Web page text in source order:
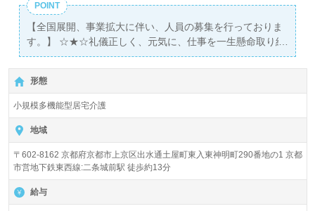
POINT
【全国展開、事業拡大に伴い、人員の募集を行っておりま
す。】 ☆★☆礼儀正しく、元気に、仕事を一生懸命取り組
める方のご応募お待ちしています！☆★☆ 平成16年創業以
来、 「入居者さまに、ご家族さまに、感動を与えるオンリ
ーワンの介護」と「接遇」「食事」「退屈させない日々の
暮らし」の3つの介護理念をモットーに取り組んでいま
す。
形態
小規模多機能型居宅介護
地域
〒602-8162 京都府京都市上京区出水通土屋町東入東神明町290番地の1 京都
市営地下鉄東西線:二条城前駅 徒歩約13分
給与